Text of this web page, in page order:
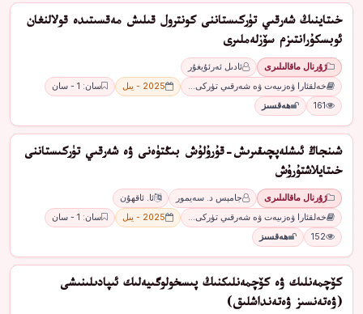
خىتاينىڭ شەرقىي تۈركىستاننى كونترول قىلىش مەقسىتىدە قولالنغان
ئوبسكۇرانتىزم سۆزلەملىرى
ژۇرنال ماقالىلىرى
ئادىل ئەرئۇيغۇر
خەلقئارا ۋەزىيەت ۋە شەرقىي تۈركى…
2025 - يىل
سان: 1 - سان
161
ھەقسىز
شىنجاڭ ئىشلەپچىقىرىش-قۇرۇلۇش بىڭتۈەنى ۋە شەرقىي تۈركىستاننى
خىتايلاشتۇرۇش
ژۇرنال ماقالىلىرى جامېس د. سەيمور
ئا. ئاقھۇن
خەلقئارا ۋەزىيەت ۋە شەرقىي تۈركى…
2025 - يىل
سان: 1 - سان
152
ھەقسىز
كۆچمەنلىك ۋە كۆچمەنلىكنىڭ پىسخولوگىيەلىك ئىپادىلىنىشى
(ۋەتەنسىز ۋەتەنداشلىق)